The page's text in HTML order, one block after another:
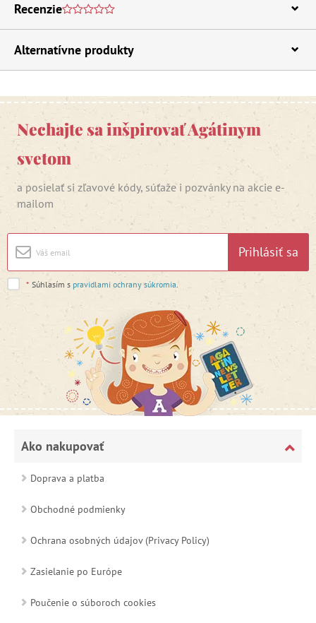
Recenzie
Alternatívne produkty
Nechajte sa inšpirovať Agátinym
svetom
a posielať si zľavové kódy, súťaže i pozvánky na akcie e-
mailom
Prihlásiť sa
* Súhlasím s pravidlami ochrany súkromia.
Ako nakupovať
Doprava a platba
Obchodné podmienky
Ochrana osobných údajov (Privacy Policy)
Zasielanie po Európe
Poučenie o súboroch cookies